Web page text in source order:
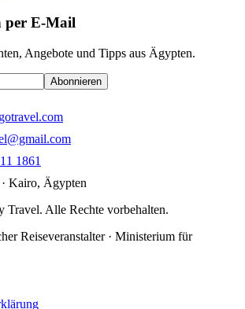
per E-Mail
Angebote und Tipps aus Ägypten.
Abonnieren
1861
Kairo, Ägypten
Travel. Alle Rechte vorbehalten.
Reiseveranstalter · Ministerium für